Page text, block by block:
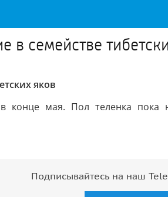
в семействе
яков
мая. Пол теленка пока
Подписывайтесь на наш